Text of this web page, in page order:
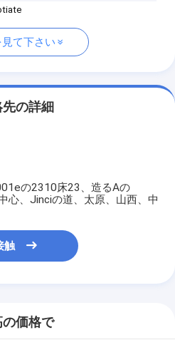
て下さい
の詳細
の2310床23、造るAの
心、Jinciの道、太原、山西、中
触
の価格で